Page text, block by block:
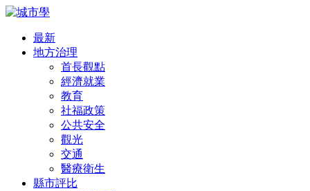
最新
地方治理
首長觀點
經濟就業
教育
社福政策
公共安全
觀光
交通
醫療衛生
縣市評比